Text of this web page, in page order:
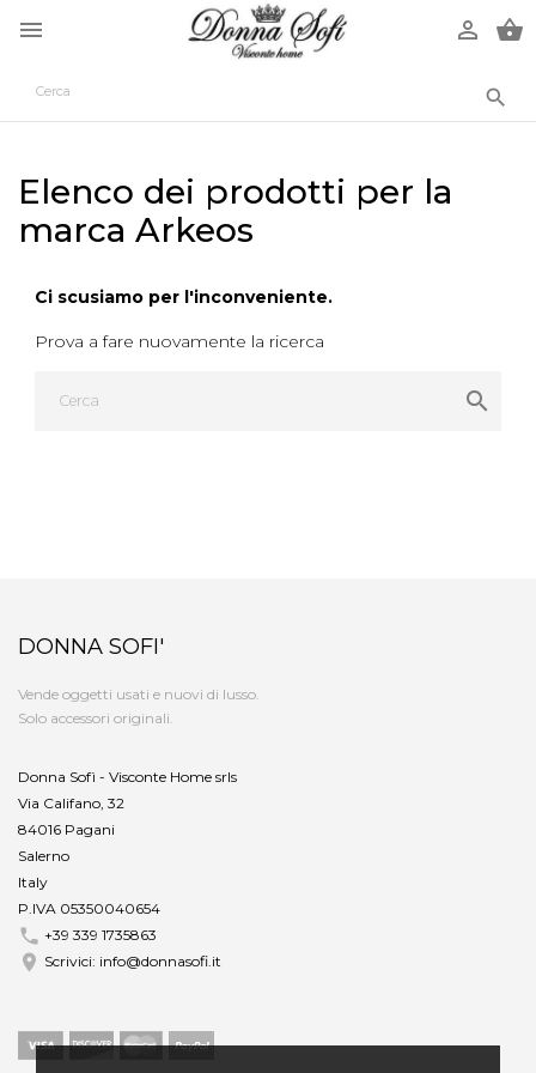
 


Elenco dei prodotti per la
marca Arkeos
Ci scusiamo per l'inconveniente.
Prova a fare nuovamente la ricerca

DONNA SOFI'
Vende oggetti usati e nuovi di lusso.
Solo accessori originali.
Donna Sofì - Visconte Home srls
Via Califano, 32
84016 Pagani
Salerno
Italy
P.IVA 05350040654
 +39 339 1735863
 Scrivici: info@donnasofi.it